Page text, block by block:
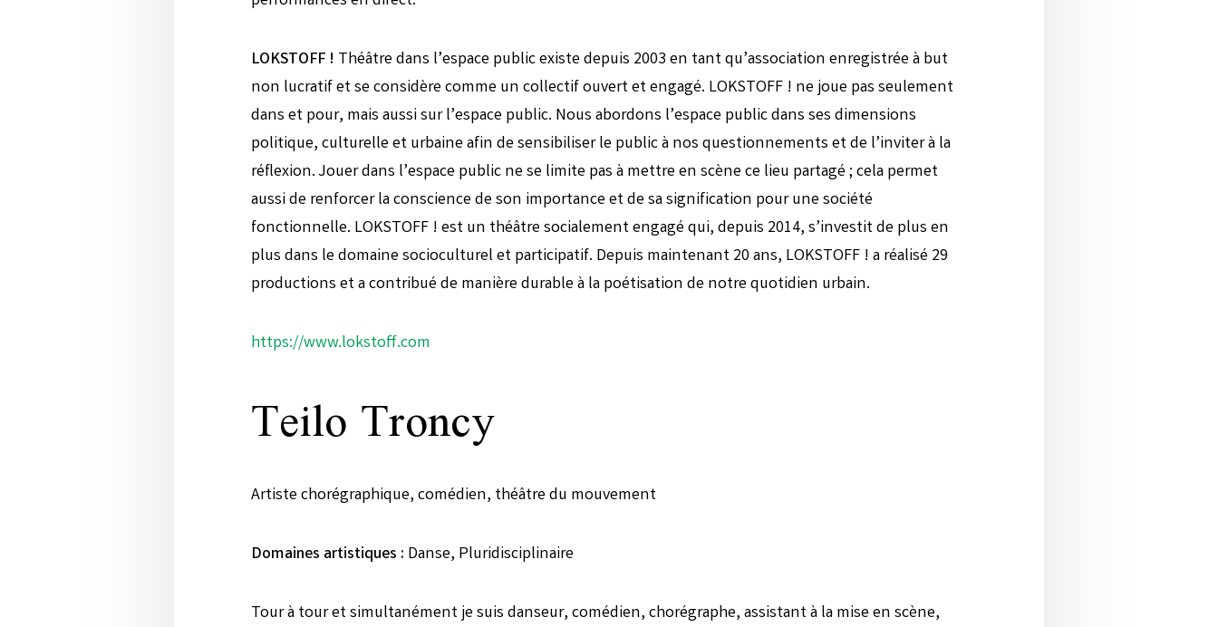
LOKSTOFF ! Théâtre dans l’espace public existe depuis 2003 en tant qu’association enregistrée à but
non lucratif et se considère comme un collectif ouvert et engagé. LOKSTOFF ! ne joue pas seulement
dans et pour, mais aussi sur l’espace public. Nous abordons l’espace public dans ses dimensions
politique, culturelle et urbaine afin de sensibiliser le public à nos questionnements et de l’inviter à la
réflexion. Jouer dans l’espace public ne se limite pas à mettre en scène ce lieu partagé ; cela permet
aussi de renforcer la conscience de son importance et de sa signification pour une société
fonctionnelle. LOKSTOFF ! est un théâtre socialement engagé qui, depuis 2014, s’investit de plus en
plus dans le domaine socioculturel et participatif. Depuis maintenant 20 ans, LOKSTOFF ! a réalisé 29
productions et a contribué de manière durable à la poétisation de notre quotidien urbain.
https://www.lokstoff.com
Teilo Troncy
Artiste chorégraphique, comédien, théâtre du mouvement
Domaines artistiques : Danse, Pluridisciplinaire
Tour à tour et simultanément je suis danseur, comédien, chorégraphe, assistant à la mise en scène,